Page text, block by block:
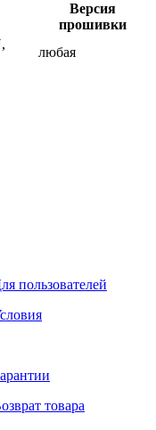
Версия
прошивки
любая
пользователей
товара